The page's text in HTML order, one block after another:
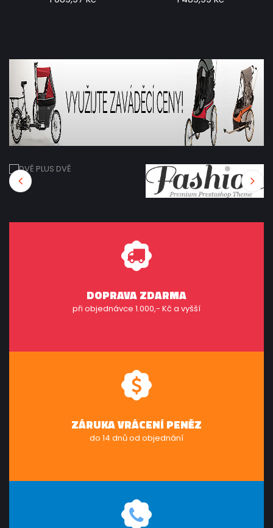
DOPRAVA ZDARMA
při objednávce 1.000,- Kč a vyšší
ZÁRUKA VRÁCENÍ PENĚZ
do 14 dnů od objednání